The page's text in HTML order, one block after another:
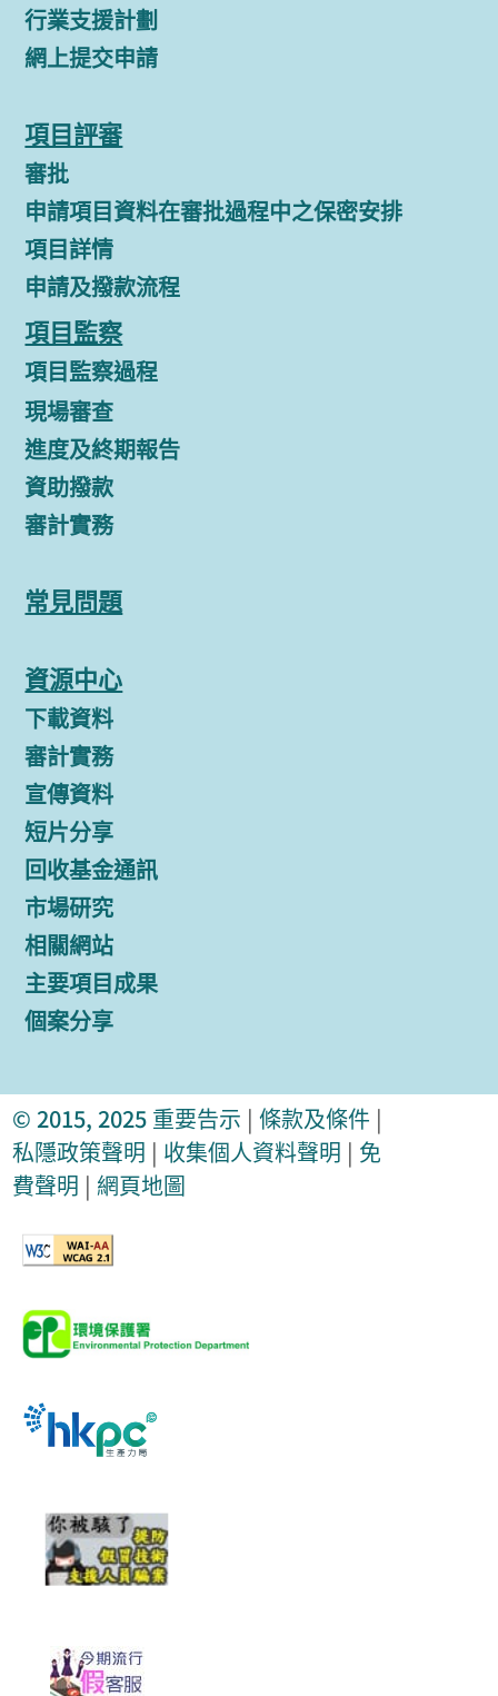
行業支援計劃
網上提交申請
項目評審
審批
申請項目資料在審批過程中之保密安排
項目詳情
申請及撥款流程
項目監察
項目監察過程
現場審查
進度及終期報告
資助撥款
審計實務
常見問題
資源中心
下載資料
審計實務
宣傳資料
短片分享
回收基金通訊
市場研究
相關網站
主要項目成果
個案分享
© 2015, 2025 重要告示 | 條款及條件 |
私隱政策聲明 | 收集個人資料聲明 | 免
費聲明 | 網頁地圖